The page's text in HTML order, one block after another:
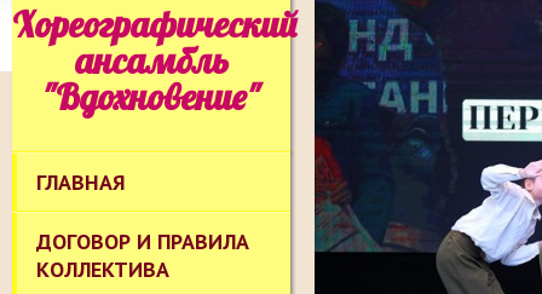
Хореографический
ансамбль
"Вдохновение"
ГЛАВНАЯ
ДОГОВОР И ПРАВИЛА
КОЛЛЕКТИВА